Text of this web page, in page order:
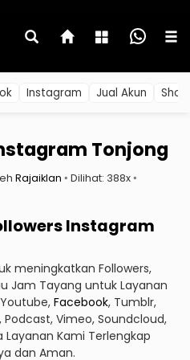
Instagram Jual Akun
Tonjong
Rajaiklan ◦ Dilihat: 388x ◦
Instagram
meningkatkan Followers,
Jam Tayang untuk Layanan
Facebook, Tumblr,
Vimeo, Soundcloud,
Kami Terlengkap
dan Aman.